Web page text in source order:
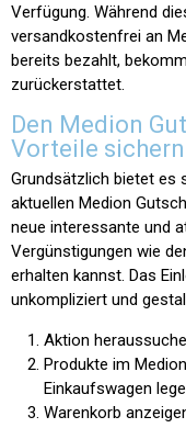
Verfügung. Während
versandkostenfrei an
bereits bezahlt,
zurückerstattet.
Den Medion
Vorteile sichern
Grundsätzlich bietet es
aktuellen Medion
neue interessante und
Vergünstigungen wie
erhalten kannst. Das
unkompliziert und
Aktion
Produkte im
Einkaufswagen
Warenkorb